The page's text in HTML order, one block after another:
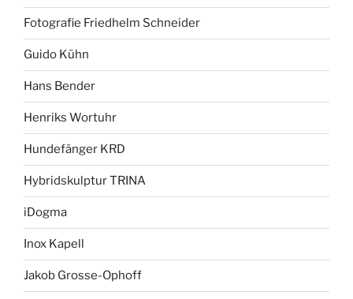
Fotografie Friedhelm Schneider
Guido Kühn
Hans Bender
Henriks Wortuhr
Hundefänger KRD
Hybridskulptur TRINA
iDogma
Inox Kapell
Jakob Grosse-Ophoff